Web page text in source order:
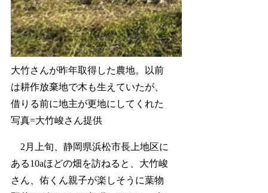
大竹さんが昨年取得した農地。以前
は耕作放棄地で木も生えていたが、
借りる前に地主が更地にしてくれた
写真=大竹峻さん提供
2月上旬、静岡県浜松市長上地区に
ある10aほどの畑を訪ねると、大竹峻
さん、佑くん親子が楽しそうに葉物